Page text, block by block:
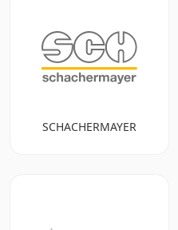
SCHACHERMAYER